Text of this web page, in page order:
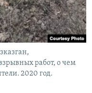
работ, о чем
2020 год.